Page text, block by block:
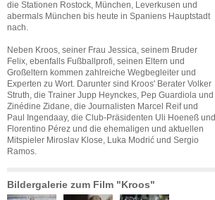
die Stationen Rostock, München, Leverkusen und
abermals München bis heute in Spaniens Hauptstadt
nach.
Neben Kroos, seiner Frau Jessica, seinem Bruder
Felix, ebenfalls Fußballprofi, seinen Eltern und
Großeltern kommen zahlreiche Wegbegleiter und
Experten zu Wort. Darunter sind Kroos' Berater Volker
Struth, die Trainer Jupp Heynckes, Pep Guardiola und
Zinédine Zidane, die Journalisten Marcel Reif und
Paul Ingendaay, die Club-Präsidenten Uli Hoeneß und
Florentino Pérez und die ehemaligen und aktuellen
Mitspieler Miroslav Klose, Luka Modrić und Sergio
Ramos.
Bildergalerie zum Film "Kroos"